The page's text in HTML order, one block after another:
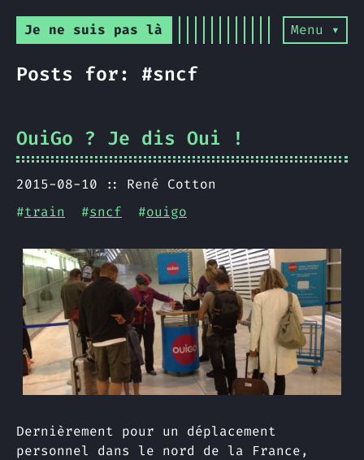
Je ne suis pas là Menu ▾
Posts for: #sncf
OuiGo ? Je dis Oui !
2015-08-10
René Cotton
#train #sncf #ouigo
Dernièrement pour un déplacement
personnel dans le nord de la France,